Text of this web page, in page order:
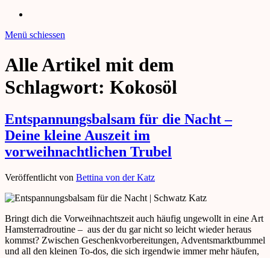
Menü schiessen
Alle Artikel mit dem
Schlagwort: Kokosöl
Entspannungsbalsam für die Nacht –
Deine kleine Auszeit im
vorweihnachtlichen Trubel
Veröffentlicht von Bettina von der Katz
Bringt dich die Vorweihnachtszeit auch häufig ungewollt in eine Art
Hamsterradroutine – aus der du gar nicht so leicht wieder heraus
kommst? Zwischen Geschenkvorbereitungen, Adventsmarktbummel
und all den kleinen To-dos, die sich irgendwie immer mehr häufen,